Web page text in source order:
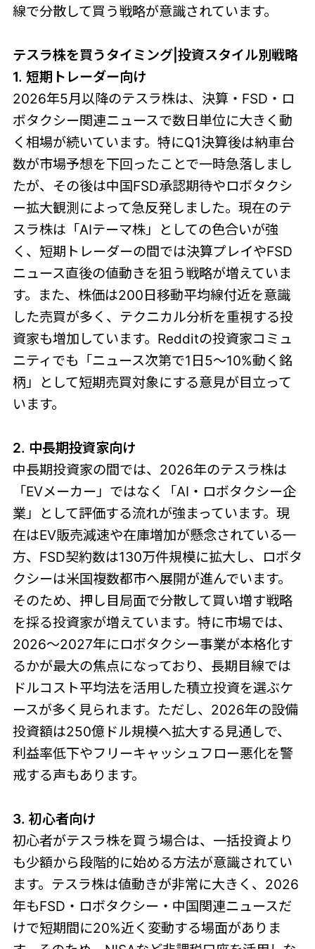
線で分散して買う戦略が意識されています。
テスラ株を買うタイミング|投資スタイル別戦略
1. 短期トレーダー向け
2026年5月以降のテスラ株は、決算・FSD・ロ
ボタクシー関連ニュースで数日単位に大きく動
く相場が続いています。特にQ1決算後は納車台
数が市場予想を下回ったことで一時急落しまし
たが、その後は中国FSD承認期待やロボタクシ
ー拡大観測によって急反発しました。現在のテ
スラ株は「AIテーマ株」としての色合いが強
く、短期トレーダーの間では決算プレイやFSD
ニュース直後の値動きを狙う戦略が増えていま
す。また、株価は200日移動平均線付近を意識
した売買が多く、テクニカル分析を重視する投
資家も増加しています。Redditの投資家コミュ
ニティでも「ニュース次第で1日5〜10%動く銘
柄」として短期売買対象にする意見が目立って
います。
2. 中長期投資家向け
中長期投資家の間では、2026年のテスラ株は
「EVメーカー」ではなく「AI・ロボタクシー企
業」として評価する流れが強まっています。現
在はEV販売減速や在庫増加が懸念されている一
方、FSD契約数は130万件規模に拡大し、ロボタ
クシーは米国複数都市へ展開が進んでいます。
そのため、押し目局面で分散して買い増す戦略
を採る投資家が増えています。特に市場では、
2026〜2027年にロボタクシー事業が本格化す
るかが最大の焦点になっており、長期目線では
ドルコスト平均法を活用した積立投資を選ぶケ
ースが多く見られます。ただし、2026年の設備
投資額は250億ドル規模へ拡大する見通しで、
利益率低下やフリーキャッシュフロー悪化を警
戒する声もあります。
3. 初心者向け
初心者がテスラ株を買う場合は、一括投資より
も少額から段階的に始める方法が意識されてい
ます。テスラ株は値動きが非常に大きく、2026
年もFSD・ロボタクシー・中国関連ニュースだ
けで短期間に20%近く変動する場面がありま